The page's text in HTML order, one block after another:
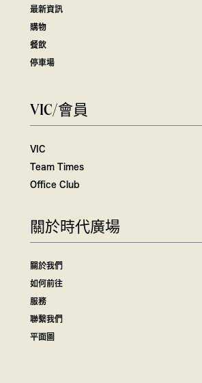
最新資訊
購物
餐飲
停車場
VIC/會員
VIC
Team Times
Office Club
關於時代廣場
關於我們
如何前往
服務
聯繫我們
平面圖